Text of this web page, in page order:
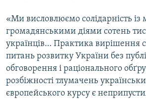
«Ми висловлюємо солідарність
громадянськими діями сотень
українців… Практика вирішення
питань розвитку України без
обговорення і раціонального
розбіжності тлумачень
європейського курсу є